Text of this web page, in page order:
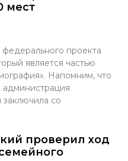
мест
проекта
является частью
Напомним, что
администрация
заключила со
проверил ход